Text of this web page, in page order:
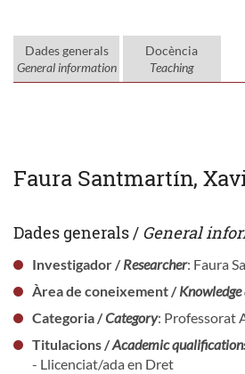
Dades generals
General information
Docència
Teaching
Faura Santmartín,
Dades generals / General
Investigador /Researcher: Faura
Àrea de coneixement /Knowledge
Categoria /Category: Professorat
Titulacions /Academic
- Llicenciat/ada en Dret